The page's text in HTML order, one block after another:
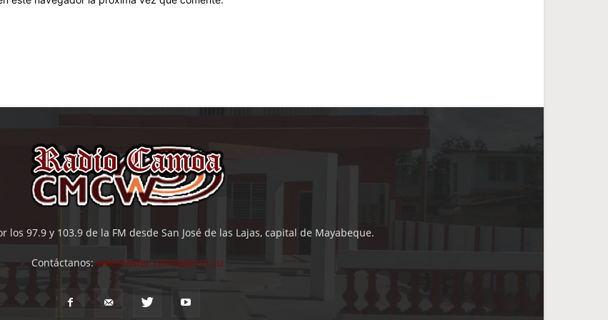
los 97.9 y 103.9 de la FM desde San José de las Lajas, capital de Mayabeque.
Contáctanos:webmaster.camoa@icrt.cu